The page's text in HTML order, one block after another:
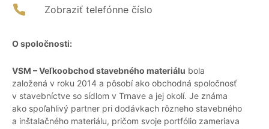
Zobraziť telefónne číslo
O spoločnosti:
VSM – Veľkoobchod stavebného materiálu bola
založená v roku 2014 a pôsobí ako obchodná spoločnosť
v stavebníctve so sídlom v Trnave a jej okolí. Je známa
ako spoľahlivý partner pri dodávkach rôzneho stavebného
a inštalačného materiálu, pričom svoje portfólio zameriava